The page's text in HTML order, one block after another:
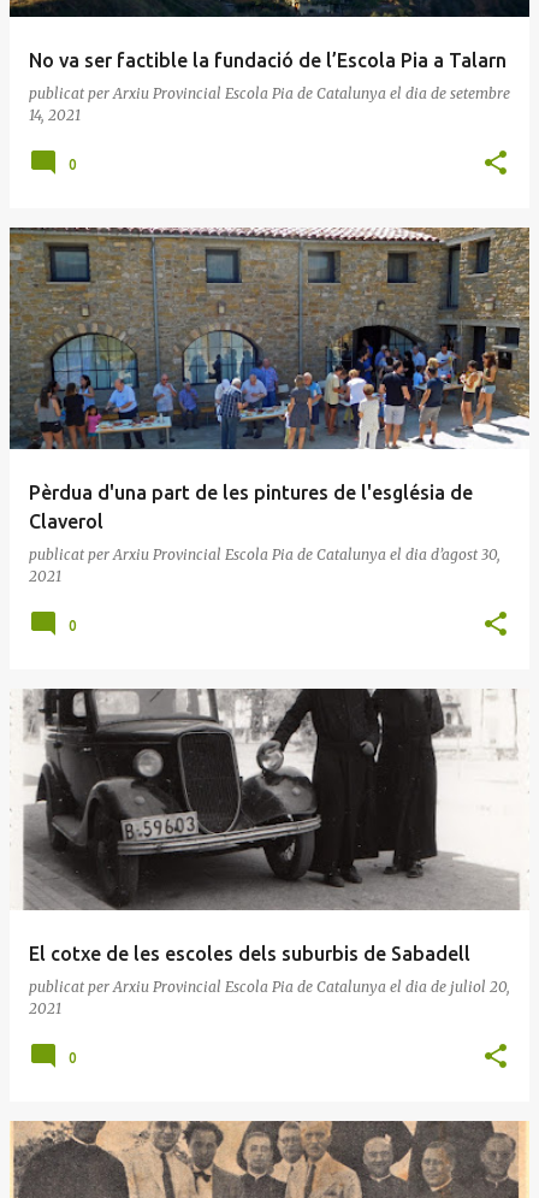
No va ser factible la fundació de l’Escola Pia a Talarn
publicat perArxiu Provincial Escola Pia de Catalunya el dia de setembre
14, 2021
0
Pèrdua d'una part de les pintures de l'església de
Claverol
publicat perArxiu Provincial Escola Pia de Catalunya el dia d’agost 30,
2021
0
El cotxe de les escoles dels suburbis de Sabadell
publicat perArxiu Provincial Escola Pia de Catalunya el dia de juliol 20,
2021
0